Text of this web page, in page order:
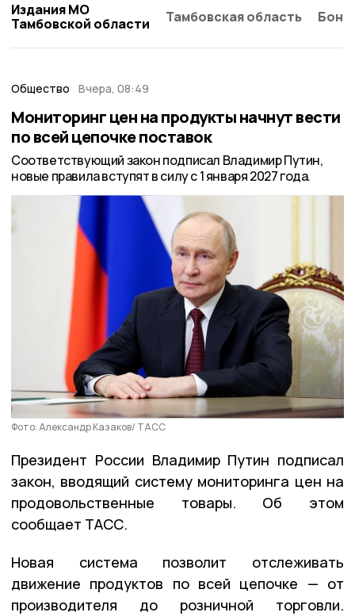
Издания МО
Тамбовской области
Тамбовская область
Общество Вчера, 08:49
Мониторинг цен на продукты начнут вести
по всей цепочке поставок
Соответствующий закон подписал Владимир Путин,
новые правила вступят в силу с 1 января 2027 года.
Фото: Александр Казаков/ ТАСС
Президент России Владимир Путин подписал
закон, вводящий систему мониторинга цен на
продовольственные товары. Об этом
сообщает ТАСС.
Новая система позволит отслеживать
движение продуктов по всей цепочке — от
производителя до розничной торговли.